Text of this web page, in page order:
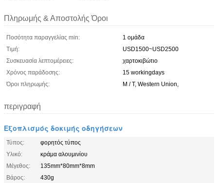
Πληρωμής & Αποστολής Όροι
Ποσότητα παραγγελίας min:
1 ομάδα
Τιμή:
USD1500~USD2500
Συσκευασία λεπτομέρειες:
χαρτοκιβώτιο
Χρόνος παράδοσης:
15 workingdays
Όροι πληρωμής:
Μ / Τ, Western Union,
περιγραφή
Εξοπλισμός δοκιμής οδηγήσεων
Τύπος:
φορητός τύπος
Υλικό:
κράμα αλουμινίου
Μέγεθος:
135mm*80mm*8mm
Βάρος:
430g